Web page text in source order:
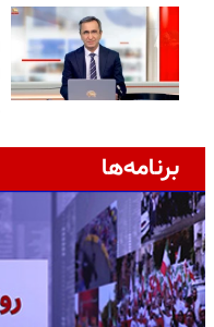
برنامه‌ها